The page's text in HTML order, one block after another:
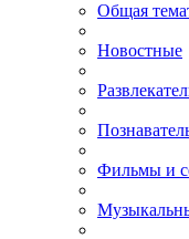
Общая
Новостные
Фильмы и